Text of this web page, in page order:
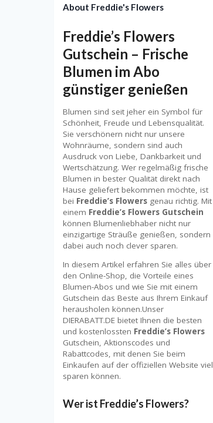
About Freddie's Flowers
Freddie’s Flowers
Gutschein – Frische
Blumen im Abo
günstiger genießen
Blumen sind seit jeher ein Symbol für
Schönheit, Freude und Lebensqualität.
Sie verschönern nicht nur unsere
Wohnräume, sondern sind auch
Ausdruck von Liebe, Dankbarkeit und
Wertschätzung. Wer regelmäßig frische
Blumen in bester Qualität direkt nach
Hause geliefert bekommen möchte, ist
bei Freddie’s Flowers genau richtig. Mit
einem Freddie’s Flowers Gutschein
können Blumenliebhaber nicht nur
einzigartige Sträuße genießen, sondern
dabei auch noch clever sparen.
In diesem Artikel erfahren Sie alles über
den Online-Shop, die Vorteile eines
Blumen-Abos und wie Sie mit einem
Gutschein das Beste aus Ihrem Einkauf
herausholen können.Unser
DIERABATT.DE bietet Ihnen die besten
und kostenlossten Freddie’s Flowers
Gutschein, Aktionscodes und
Rabattcodes, mit denen Sie beim
Einkaufen auf der offiziellen Website viel
sparen können.
Wer ist Freddie’s Flowers?